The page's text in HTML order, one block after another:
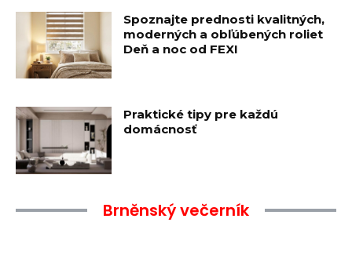
Spoznajte prednosti kvalitných,
moderných a obľúbených roliet
Deň a noc od FEXI
Praktické tipy pre každú
domácnosť
Brněnský večerník